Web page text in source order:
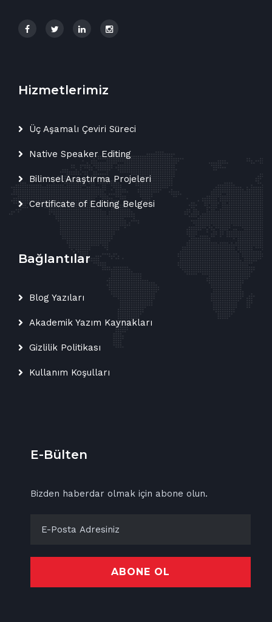
Hizmetlerimiz
Üç Aşamalı Çeviri Süreci
Native Speaker Editing
Bilimsel Araştırma Projeleri
Certificate of Editing Belgesi
Bağlantılar
Blog Yazıları
Akademik Yazım Kaynakları
Gizlilik Politikası
Kullanım Koşulları
E-Bülten
Bizden haberdar olmak için abone olun.
ABONE OL